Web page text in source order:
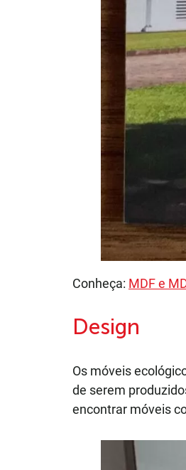
Conheça: MDF e
Design
Os móveis
de serem
encontrar móveis